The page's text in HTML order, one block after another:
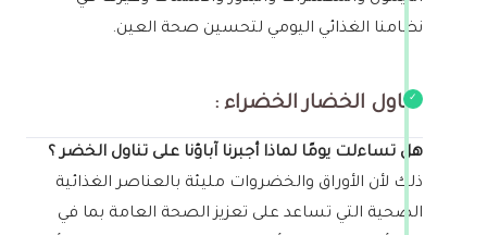
نظامنا الغذائي اليومي لتحسين صحة العين.
‏ تناول الخضار الخضراء :
هل تساءلت يومًا لماذا أجبرنا آباؤنا على تناول الخضر ؟
ذلك لأن الأوراق والخضروات مليئة بالعناصر الغذائية
الصحية التي تساعد على تعزيز الصحة العامة بما في